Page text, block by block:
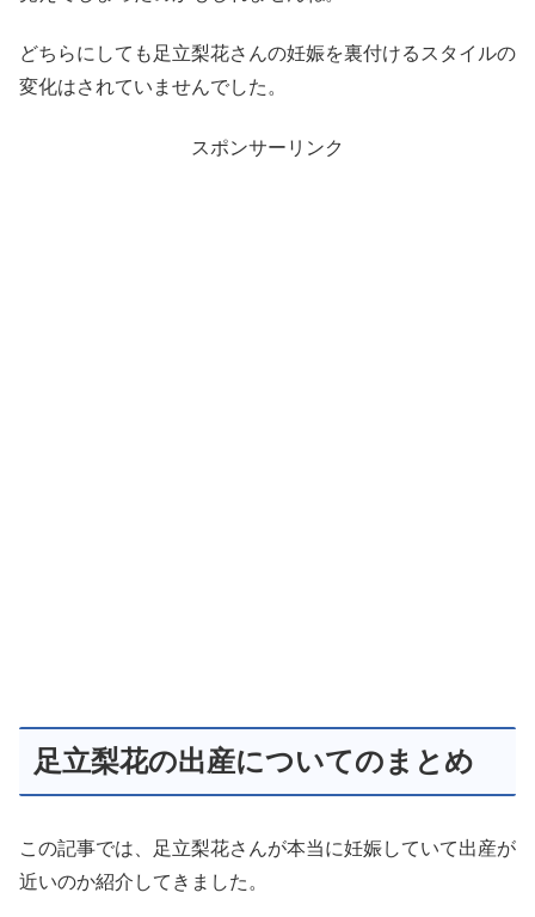
どちらにしても足立梨花さんの妊娠を裏付けるスタイルの
変化はされていませんでした。
スポンサーリンク
足立梨花の出産についてのまとめ
この記事では、足立梨花さんが本当に妊娠していて出産が
近いのか紹介してきました。